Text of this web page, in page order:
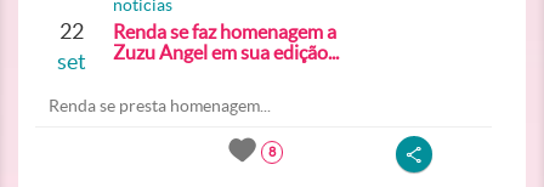
22
set
noticias
Renda se faz homenagem a
Zuzu Angel em sua edição...
Renda se presta homenagem...
8